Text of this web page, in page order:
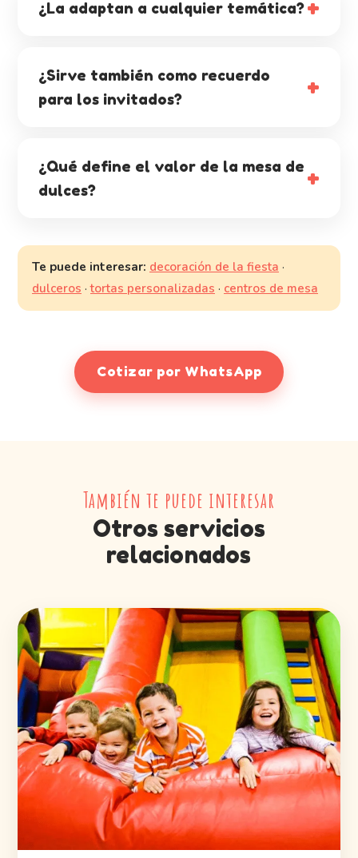
¿La adaptan a cualquier temática?
¿Sirve también como recuerdo
para los invitados?
¿Qué define el valor de la mesa de
dulces?
Te puede interesar: decoración de la fiesta ·
dulceros ·tortas personalizadas · centros de mesa
Cotizar por WhatsApp
También te puede interesar
Otros servicios
relacionados